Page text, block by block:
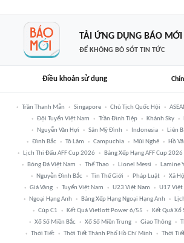
TẢI ỨNG DỤNG BÁO MỚI
ĐỂ KHÔNG BỎ SÓT TIN TỨC
Điều khoản sử dụng
Trần Thanh Mẫn Singapore Chủ Tịch Quốc Hội
Đội Tuyển Việt Nam
Trần Đình Tiệp Khánh Sky
Nguyễn Văn Hợi
Sân Mỹ Đình Indonesia Liên
Đình Bắc
Tô Lâm Campuchia Mũi Nghê Hồ
Lịch Thi Đấu AFF Cup 2026
Bảng Xếp Hạng AFF Cup 2026
Bóng Đá Việt Nam
Thể Thao Lionel Messi Lamine
Nguyễn Đình Bắc
Tin Thế Giới Pháp Luật Xã
Giá Vàng
Tuyển Việt Nam U23 Việt Nam U17 Việt
Ngoại Hạng Anh
Bảng Xếp Hạng Ngoại Hạng Anh
Cúp C1
Kết Quả Vietlott Power 6/55 Kết Quả Xổ
Xổ Số Miền Bắc
Xổ Số Miền Trung Giao Thông
Thời Tiết
Thời Tiết Thành Phố Hồ Chí Minh Thời